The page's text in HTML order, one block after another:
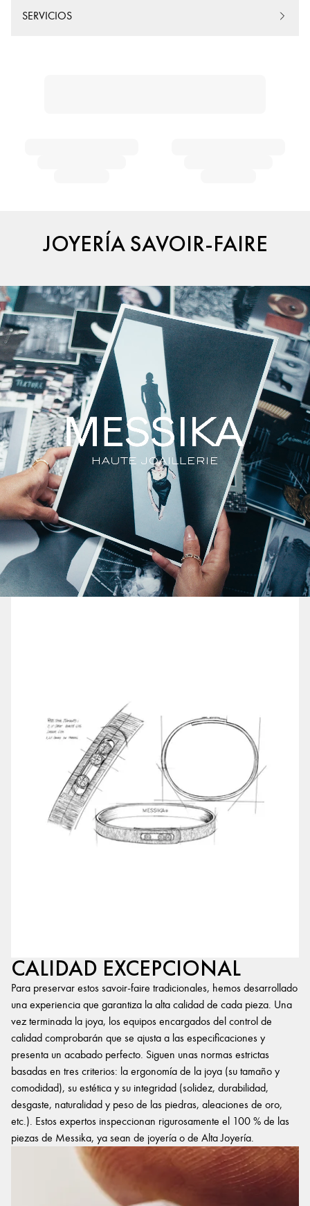
SERVICIOS
JOYERÍA SAVOIR-FAIRE
CALIDAD EXCEPCIONAL
Para preservar estos savoir-faire tradicionales, hemos desarrollado
una experiencia que garantiza la alta calidad de cada pieza. Una
vez terminada la joya, los equipos encargados del control de
calidad comprobarán que se ajusta a las especificaciones y
presenta un acabado perfecto. Siguen unas normas estrictas
basadas en tres criterios: la ergonomía de la joya (su tamaño y
comodidad), su estética y su integridad (solidez, durabilidad,
desgaste, naturalidad y peso de las piedras, aleaciones de oro,
etc.). Estos expertos inspeccionan rigurosamente el 100 % de las
piezas de Messika, ya sean de joyería o de Alta Joyería.